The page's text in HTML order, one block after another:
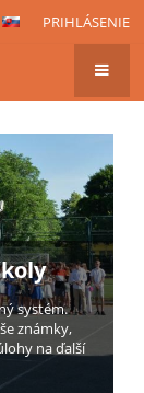
PRIHLÁSENIE
systém.
známky,
na ďalší